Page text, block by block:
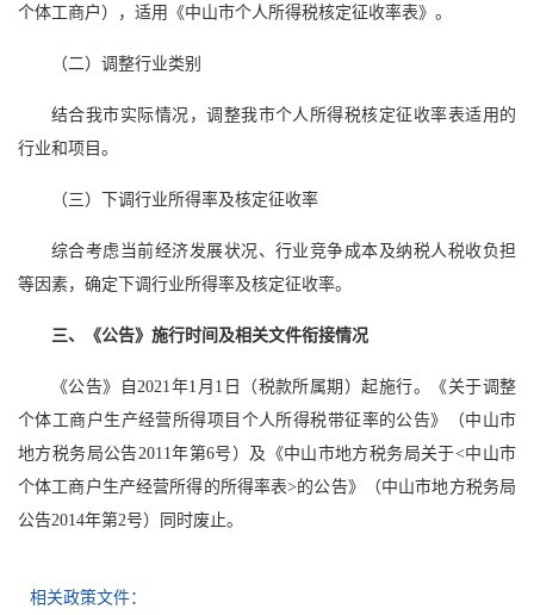
个体工商户），适用《中山市个人所得税核定征收率表》。
（二）调整行业类别
结合我市实际情况，调整我市个人所得税核定征收率表适用的
行业和项目。
（三）下调行业所得率及核定征收率
综合考虑当前经济发展状况、行业竞争成本及纳税人税收负担
等因素，确定下调行业所得率及核定征收率。
三、《公告》施行时间及相关文件衔接情况
《公告》自2021年1月1日（税款所属期）起施行。《关于调整
个体工商户生产经营所得项目个人所得税带征率的公告》（中山市
地方税务局公告2011年第6号）及《中山市地方税务局关于<中山市
个体工商户生产经营所得的所得率表>的公告》（中山市地方税务局
公告2014年第2号）同时废止。
相关政策文件：